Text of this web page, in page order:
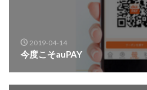
2019-04-14
今度こそauPAY